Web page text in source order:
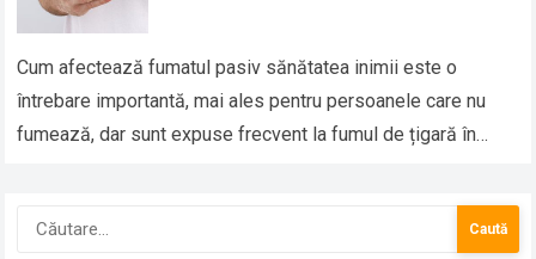
Cum afectează fumatul pasiv sănătatea inimii este o
întrebare importantă, mai ales pentru persoanele care nu
fumează, dar sunt expuse frecvent la fumul de țigară în
Caută